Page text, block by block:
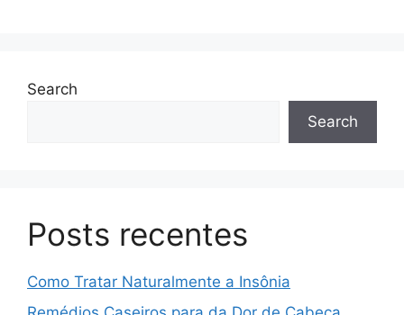
Search
Search
Posts recentes
Como Tratar Naturalmente a Insônia